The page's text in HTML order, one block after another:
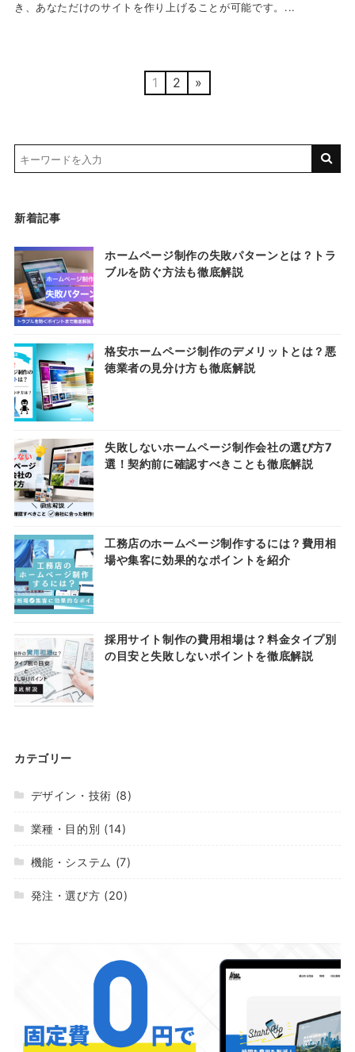
き、あなただけのサイトを作り上げることが可能です。...
1 2 »
新着記事
ホームページ制作の失敗パターンとは？トラ
ブルを防ぐ方法も徹底解説
格安ホームページ制作のデメリットとは？悪
徳業者の見分け方も徹底解説
失敗しないホームページ制作会社の選び方7
選！契約前に確認すべきことも徹底解説
工務店のホームページ制作するには？費用相
場や集客に効果的なポイントを紹介
採用サイト制作の費用相場は？料金タイプ別
の目安と失敗しないポイントを徹底解説
カテゴリー
デザイン・技術 (8)
業種・目的別 (14)
機能・システム (7)
発注・選び方 (20)